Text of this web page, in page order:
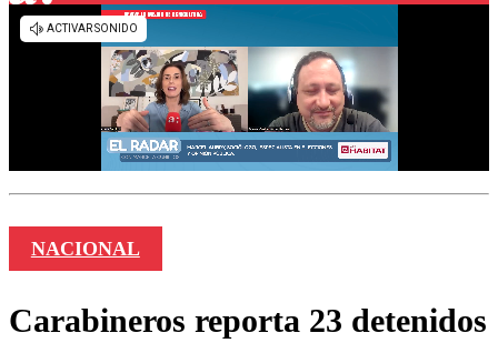
NACIONAL
Carabineros reporta 23 detenidos